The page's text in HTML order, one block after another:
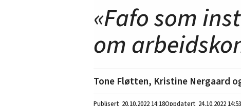
«Fafo som
om
Tone Fløtten, Kristine Nergaard
20.10.2022 14:18 24.10.2022 14:53